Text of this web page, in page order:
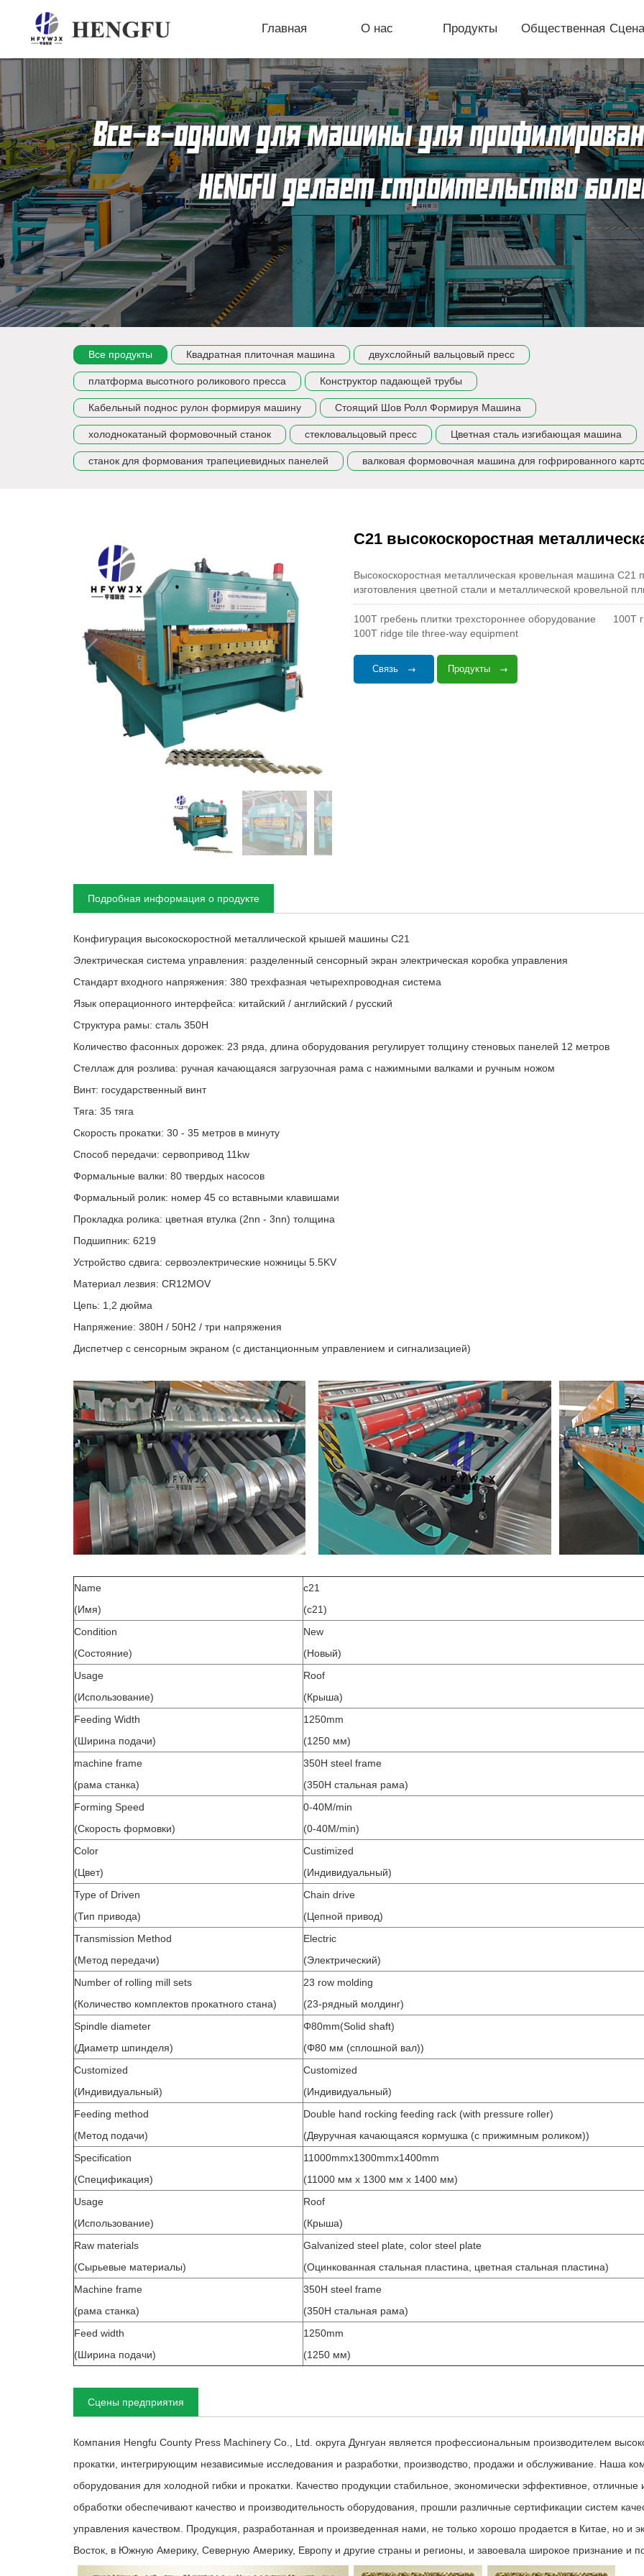
Главная О нас Продукты Общественная
Все продукты Квадратная плиточная машина двухслойный вальцовый пресс
платформа высотного роликового пресса Конструктор падающей трубы
Кабельный поднос рулон формируя машину Стоящий Шов Ролл Формируя Машина
холоднокатаный формовочный станок стекловальцовый пресс Цветная сталь изгибающая машина
станок для формования трапециевидных панелей валковая формовочная машина для гофрированного
C21 высокоскоростная
Высокоскоростная металлическая кровельная машина
изготовления цветной стали и металлической кровельной
100T гребень плитки трехстороннее оборудование
100T
100T ridge tile three-way equipment
Связь Продукты
Подробная информация о продукте
Конфигурация высокоскоростной металлической крышей машины C21
Электрическая система управления: разделенный сенсорный экран электрическая коробка управления
Стандарт входного напряжения: 380 трехфазная четырехпроводная система
Язык операционного интерфейса: китайский / английский / русский
Структура рамы: сталь 350H
Количество фасонных дорожек: 23 ряда, длина оборудования регулирует толщину стеновых панелей 12 метров
Стеллаж для розлива: ручная качающаяся загрузочная рама с нажимными валками и ручным ножом
Винт: государственный винт
Тяга: 35 тяга
Скорость прокатки: 30 - 35 метров в минуту
Способ передачи: сервопривод 11kw
Формальные валки: 80 твердых насосов
Формальный ролик: номер 45 со вставными клавишами
Прокладка ролика: цветная втулка (2nn - 3nn) толщина
Подшипник: 6219
Устройство сдвига: сервоэлектрические ножницы 5.5KV
Материал лезвия: CR12MOV
Цепь: 1,2 дюйма
Напряжение: 380H / 50H2 / три напряжения
Диспетчер с сенсорным экраном (с дистанционным управлением и сигнализацией)
Name
(Имя)
c21
(c21)
Condition
(Состояние)
New
(Новый)
Usage
(Использование)
Roof
(Крыша)
Feeding Width
(Ширина подачи)
1250mm
(1250 мм)
machine frame
(рама станка)
350H steel frame
(350H стальная рама)
Forming Speed
(Скорость формовки)
0-40M/min
(0-40M/min)
Color
(Цвет)
Custimized
(Индивидуальный)
Type of Driven
(Тип привода)
Chain drive
(Цепной привод)
Transmission Method
(Метод передачи)
Electric
(Электрический)
Number of rolling mill sets
(Количество комплектов прокатного стана)
23 row molding
(23-рядный молдинг)
Spindle diameter
(Диаметр шпинделя)
Φ80mm(Solid shaft)
(Φ80 мм (сплошной вал))
Customized
(Индивидуальный)
Customized
(Индивидуальный)
Feeding method
(Метод подачи)
Double hand rocking feeding rack (with pressure roller)
(Двуручная качающаяся кормушка (с прижимным роликом))
Specification
(Спецификация)
11000mmx1300mmx1400mm
(11000 мм x 1300 мм x 1400 мм)
Usage
(Использование)
Roof
(Крыша)
Raw materials
(Сырьевые материалы)
Galvanized steel plate, color steel plate
(Оцинкованная стальная пластина, цветная стальная пластина)
Machine frame
(рама станка)
350H steel frame
(350H стальная рама)
Feed width
(Ширина подачи)
1250mm
(1250 мм)
Сцены предприятия
Компания Hengfu County Press Machinery Co., Ltd. округа Дунгуан является профессиональным производителем
прокатки, интегрирующим независимые исследования и разработки, производство, продажи и обслуживание. Наша
оборудования для холодной гибки и прокатки. Качество продукции стабильное, экономически эффективное,
обработки обеспечивают качество и производительность оборудования, прошли различные сертификации систем
управления качеством. Продукция, разработанная и произведенная нами, не только хорошо продается в Китае, но и
Восток, в Южную Америку, Северную Америку, Европу и другие страны и регионы, и завоевала широкое признание и